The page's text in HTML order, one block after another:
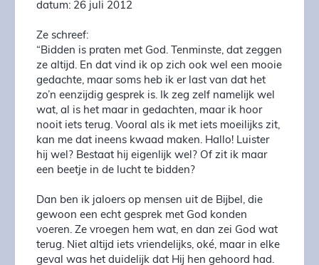
datum: 26 juli 2012
Ze schreef:
“Bidden is praten met God. Tenminste, dat zeggen
ze altijd. En dat vind ik op zich ook wel een mooie
gedachte, maar soms heb ik er last van dat het
zo’n eenzijdig gesprek is. Ik zeg zelf namelijk wel
wat, al is het maar in gedachten, maar ik hoor
nooit iets terug. Vooral als ik met iets moeilijks zit,
kan me dat ineens kwaad maken. Hallo! Luister
hij wel? Bestaat hij eigenlijk wel? Of zit ik maar
een beetje in de lucht te bidden?
Dan ben ik jaloers op mensen uit de Bijbel, die
gewoon een echt gesprek met God konden
voeren. Ze vroegen hem wat, en dan zei God wat
terug. Niet altijd iets vriendelijks, oké, maar in elke
geval was het duidelijk dat Hij hen gehoord had.